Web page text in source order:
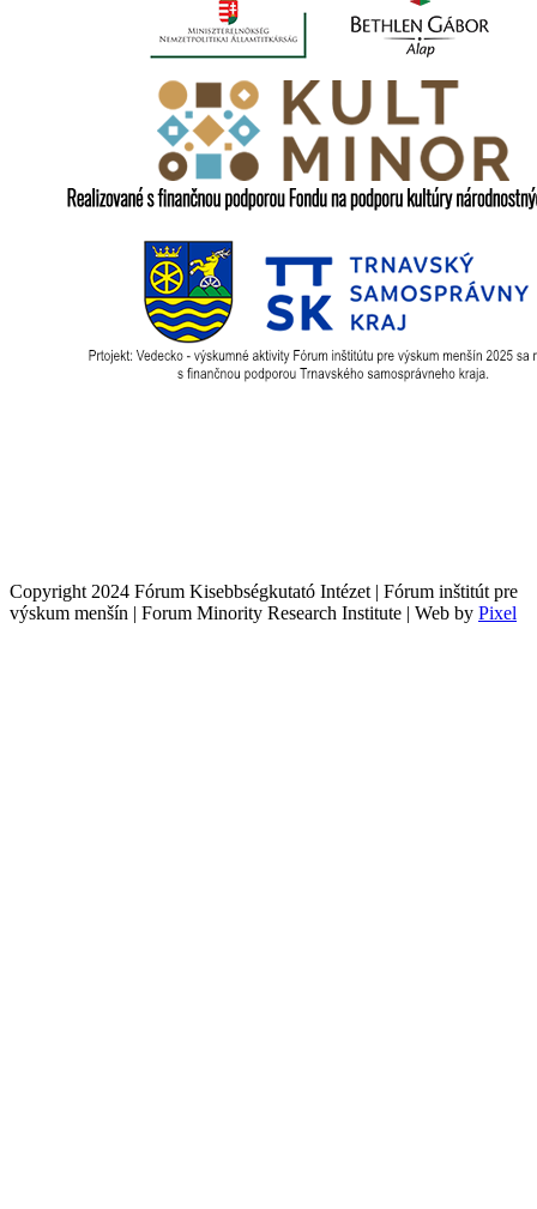
Copyright 2024 Fórum Kisebbségkutató Intézet | Fórum inštitút pre
výskum menšín | Forum Minority Research Institute | Web by Pixel